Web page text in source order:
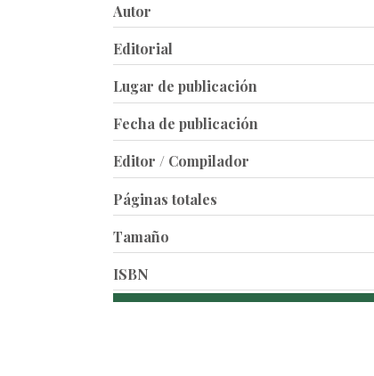
Autor
Editorial
Lugar de publicación
Fecha de publicación
Editor / Compilador
Páginas totales
Tamaño
ISBN